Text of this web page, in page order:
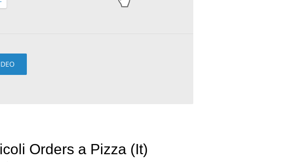
Orders a Pizza (It)